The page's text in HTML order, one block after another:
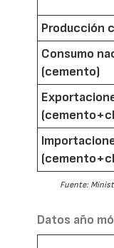
Producción
Consumo
(cemento)
Fuente:
Datos año